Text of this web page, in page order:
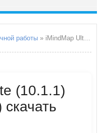
работы » iMindMap Ultimate
(10.1.1)